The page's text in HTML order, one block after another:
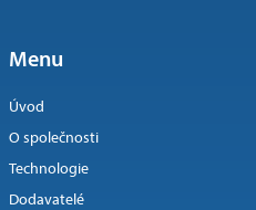
Menu
Úvod
O společnosti
Technologie
Dodavatelé